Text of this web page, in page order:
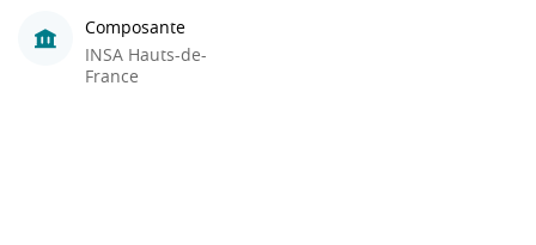
Composante
INSA Hauts-de-
France